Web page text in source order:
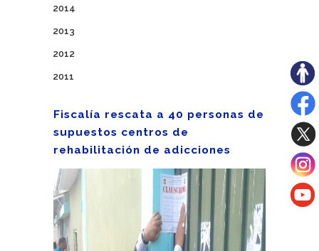
2014
2013
2012
2011
Fiscalía rescata a 40 personas de
supuestos centros de
rehabilitación de adicciones